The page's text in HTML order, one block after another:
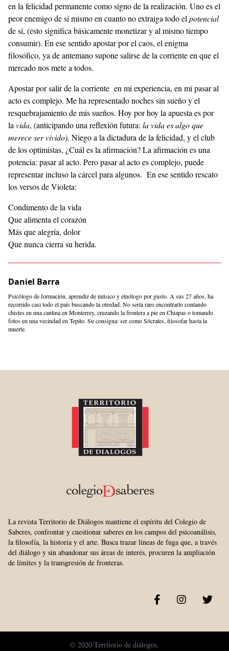
en la felicidad permanente como signo de la realización. Uno es el
peor enemigo de sí mismo en cuanto no extraiga todo el potencial
de sí, (esto significa básicamente monetizar y al mismo tiempo
consumir). En ese sentido apostar por el caos, el enigma
filosófico, ya de antemano supone salirse de la corriente en que el
mercado nos mete a todos.
Apostar por salir de la corriente en mi experiencia, en mí pasar al
acto es complejo. Me ha representado noches sin sueño y el
resquebrajamiento de mis sueños. Hoy por hoy la apuesta es por
la vida, (anticipando una reflexión futura: la vida es algo que
merece ser vivido). Niego a la dictadura de la felicidad, y el club
de los optimistas, ¿Cuál es la afirmación? La afirmación es una
potencia: pasar al acto. Pero pasar al acto es complejo, puede
representar incluso la cárcel para algunos. En ese sentido rescato
los versos de Violeta:
Condimento de la vida
Que alimenta el corazón
Más que alegría, dolor
Que nunca cierra su herida.
Daniel Barra
Psicólogo de formación, aprendiz de músico y etnólogo por gusto. A sus 27 años, ha
recorrido casi todo el país buscando la otredad. No sería raro encontrarlo contando
chistes en una cantina en Monterrey, cruzando la frontera a pie en Chiapas o tomando
fotos en una vecindad en Tepito. Su consigna: ser como Sócrates, filosofar hasta la
muerte.
La revista Territorio de Diálogos mantiene el espíritu del Colegio de
Saberes, confrontar y cuestionar saberes en los campos del psicoanálisis,
la filosofía, la historia y el arte. Busca trazar líneas de fuga que, a través
del diálogo y sin abandonar sus áreas de interés, procuren la ampliación
de límites y la transgresión de fronteras.
© 2020 Territorio de diálogos.